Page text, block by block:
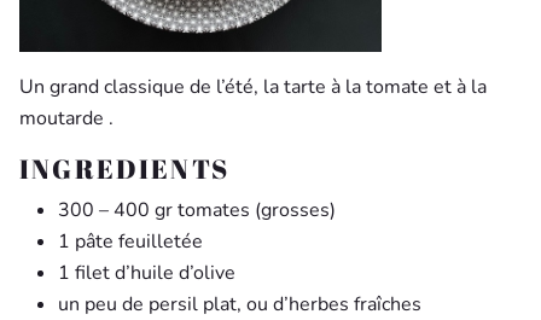
Un grand classique de l’été, la tarte à la tomate et à la
moutarde .
INGREDIENTS
300 – 400 gr tomates (grosses)
1 pâte feuilletée
1 filet d’huile d’olive
un peu de persil plat, ou d’herbes fraîches